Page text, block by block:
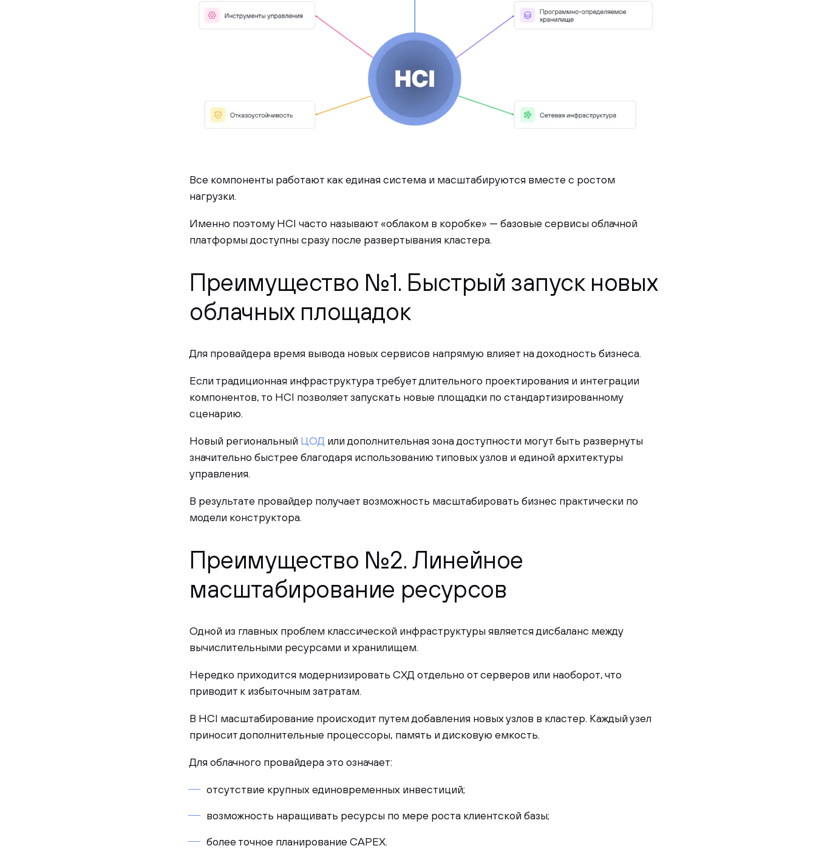
Все компоненты работают как единая система и масштабируются вместе с ростом
нагрузки.
Именно поэтому HCI часто называют «облаком в коробке» — базовые сервисы облачной
платформы доступны сразу после развертывания кластера.
Преимущество №1. Быстрый запуск новых
облачных площадок
Для провайдера время вывода новых сервисов напрямую влияет на доходность бизнеса.
Если традиционная инфраструктура требует длительного проектирования и интеграции
компонентов, то HCI позволяет запускать новые площадки по стандартизированному
сценарию.
Новый региональный ЦОД или дополнительная зона доступности могут быть развернуты
значительно быстрее благодаря использованию типовых узлов и единой архитектуры
управления.
В результате провайдер получает возможность масштабировать бизнес практически по
модели конструктора.
Преимущество №2. Линейное
масштабирование ресурсов
Одной из главных проблем классической инфраструктуры является дисбаланс между
вычислительными ресурсами и хранилищем.
Нередко приходится модернизировать СХД отдельно от серверов или наоборот, что
приводит к избыточным затратам.
В HCI масштабирование происходит путем добавления новых узлов в кластер. Каждый узел
приносит дополнительные процессоры, память и дисковую емкость.
Для облачного провайдера это означает:
отсутствие крупных единовременных инвестиций;
возможность наращивать ресурсы по мере роста клиентской базы;
более точное планирование CAPEX.